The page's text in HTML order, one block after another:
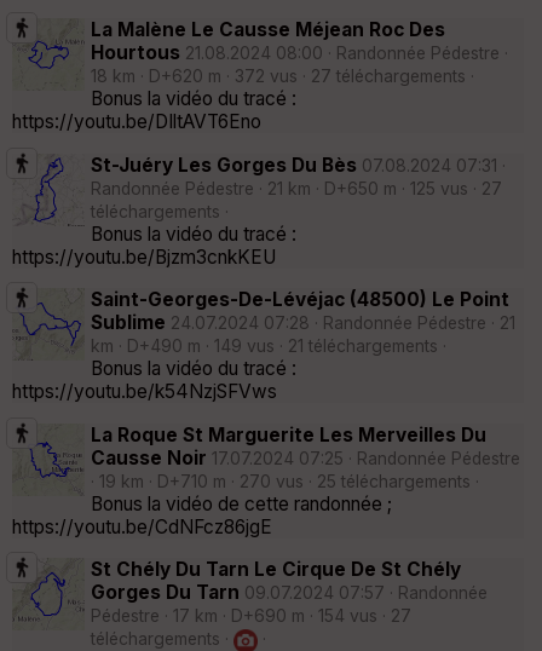
La Malène Le Causse Méjean Roc Des
Hourtous 21.08.2024 08:00 · Randonnée Pédestre ·
18 km · D+620 m · 372 vus · 27 téléchargements ·
Bonus la vidéo du tracé :
https://youtu.be/DIltAVT6Eno
St-Juéry Les Gorges Du Bès 07.08.2024 07:31 ·
Randonnée Pédestre · 21 km · D+650 m · 125 vus · 27
téléchargements ·
Bonus la vidéo du tracé :
https://youtu.be/Bjzm3cnkKEU
Saint-Georges-De-Lévéjac (48500) Le Point
Sublime 24.07.2024 07:28 · Randonnée Pédestre · 21
km · D+490 m · 149 vus · 21 téléchargements ·
Bonus la vidéo du tracé :
https://youtu.be/k54NzjSFVws
La Roque St Marguerite Les Merveilles Du
Causse Noir 17.07.2024 07:25 · Randonnée Pédestre
· 19 km · D+710 m · 270 vus · 25 téléchargements ·
Bonus la vidéo de cette randonnée ;
https://youtu.be/CdNFcz86jgE
St Chély Du Tarn Le Cirque De St Chély
Gorges Du Tarn 09.07.2024 07:57 · Randonnée
Pédestre · 17 km · D+690 m · 154 vus · 27
téléchargements ·
·